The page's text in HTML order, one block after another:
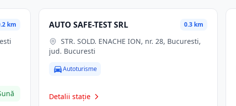
km AUTO SAFE-TEST SRL 0.3 km
jud. Bucuresti
Autoturisme
Detalii stație